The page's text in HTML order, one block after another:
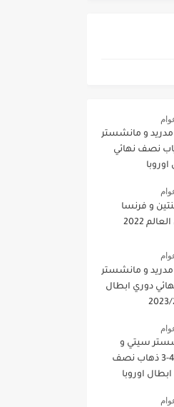
مدريد و مانشستر
3-1 اياب نصف نهائي
و فرنسا
2022
مدريد و مانشستر
دوري ابطال
سيتي و
ريال مدريد 4-3 ذهاب نصف
اوروبا